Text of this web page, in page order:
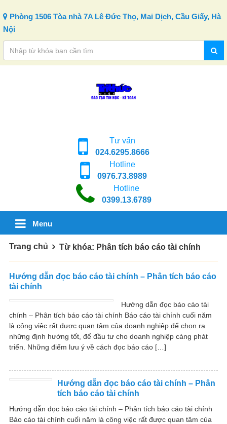
Phòng 1506 Tòa nhà 7A Lê Đức Thọ, Mai Dịch, Cầu Giấy, Hà
Nội
Tư vấn
024.6295.8666
Hotline
0976.73.8989
Hotline
0399.13.6789
Menu
Trang chủ Từ khóa: Phân tích báo cáo tài chính
Hướng dẫn đọc báo cáo tài chính – Phân tích báo cáo
tài chính
Hướng dẫn đọc báo cáo tài
chính – Phân tích báo cáo tài chính Báo cáo tài chính cuối năm
là công việc rất được quan tâm của doanh nghiệp để chọn ra
những định hướng tốt, để đầu tư cho doanh nghiệp càng phát
triển. Những điểm lưu ý về cách đọc báo cáo […]
Hướng dẫn đọc báo cáo tài chính – Phân
tích báo cáo tài chính
Hướng dẫn đọc báo cáo tài chính – Phân tích báo cáo tài chính
Báo cáo tài chính cuối năm là công việc rất được quan tâm của